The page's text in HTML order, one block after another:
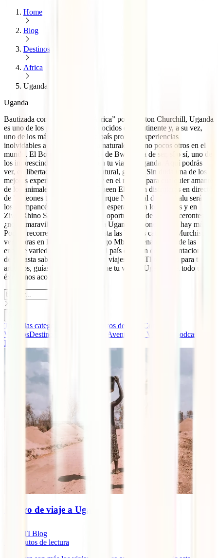
Home
Blog
Destinos
Africa
Uganda
Uganda
Bautizada como “la perla de África” por Winston Churchill, Uganda
es uno de los países más desconocidos del continente y, a su vez,
uno de los más atractivos. Este país promete experiencias
inolvidables a los amantes de la naturaleza como pocos otros en el
mundo. El Bosque Impenetrable de Bwindi ha de ser, sí o sí, uno de
los imprescindibles que visitar en tu viaje a Uganda. Aquí podrás
ver, en libertad y en su hábitat natural, gorilas. Sin duda una de los
mejores experiencias en el país y en el mundo para cualquier amante
de los animales. En el Parque Queen Elizabeth disfrutarás en directo
de los leones trepadores; en el Parque Nacional de Kinabalu serán
los chimpancés los que te estarán esperando en los árboles y en
Ziwa Rhino Sanctuary tendrás la oportunidad de ver rinocerontes
¿no es maravilloso lo que viajar a Uganda supone? ¡Pues hay más!
Podrás recorrer parte del Nilo hasta las bonitas cataratas Murchison,
ver cebras en libertad junto al Lago Mburo y enamorarte de las
enorme variedades de paisajes del país que van desde plantaciones
de té hasta sabanas. En el blog de viajes de IATI tenemos para ti
artículos, guías y consejos para que tu viaje a Uganda sea todo un
éxito ¿nos acompañas?
Todas las categorías Guías y Seguros de Viaje
Consejos
ViajerosDestinos
La Aventura de Viajar, el podcast de
IATI
Seguro de viaje a Uganda
IATI Blog
minutos de lectura